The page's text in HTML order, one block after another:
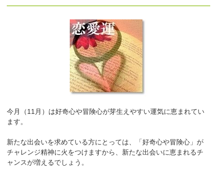
今月（11月）は好奇心や冒険心が芽生えやすい運気に恵まれてい
ます。
新たな出会いを求めている方にとっては、「好奇心や冒険心」が
チャレンジ精神に火をつけますから、新たな出会いに恵まれるチ
ャンスが増えるでしょう。